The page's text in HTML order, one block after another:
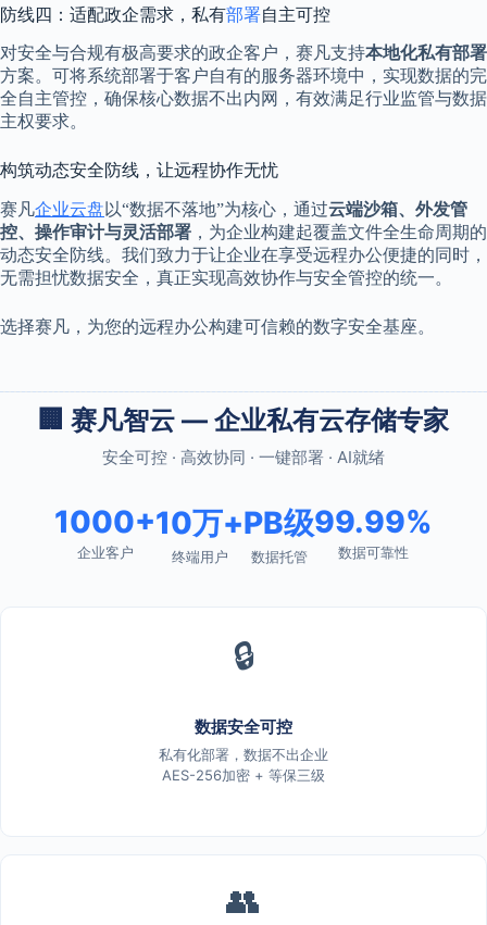
防线四：适配政企需求，私有部署自主可控
对安全与合规有极高要求的政企客户，赛凡支持本地化私有部署
方案。可将系统部署于客户自有的服务器环境中，实现数据的完
全自主管控，确保核心数据不出内网，有效满足行业监管与数据
主权要求。
构筑动态安全防线，让远程协作无忧
赛凡企业云盘 以“数据不落地”为核心，通过云端沙箱、外发管
控、操作审计与灵活部署 ，为企业构建起覆盖文件全生命周期的
动态安全防线。我们致力于让企业在享受远程办公便捷的同时，
无需担忧数据安全，真正实现高效协作与安全管控的统一。
选择赛凡，为您的远程办公构建可信赖的数字安全基座。
🏢 赛凡智云 — 企业私有云存储专家
安全可控 · 高效协同 · 一键部署 · AI就绪
1000+
企业客户
10万+
终端用户
PB级
数据托管
99.99%
数据可靠性
🔒
数据安全可控
私有化部署，数据不出企业
AES-256加密 + 等保三级
👥